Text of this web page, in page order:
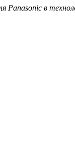
Panasonic в